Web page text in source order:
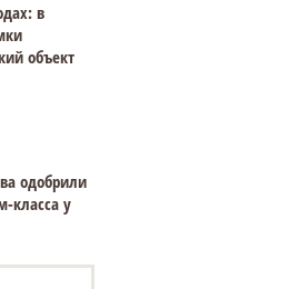
в
объект
одобрили
класса у